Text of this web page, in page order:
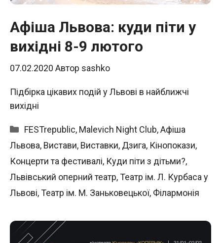
Афіша Львова: куди піти у
вихідні 8-9 лютого
07.02.2020 Автор sashko
Підбірка цікавих подій у Львові в найближчі
вихідні
Категорії
FESTrepublic, Malevich Night Club,Афіша
Львова, Вистави, Виставки, Дзига, Кінопокази,
Концерти та фестивалі, Куди піти з дітьми?,
Львівський оперний театр,Театр ім. Л. Курбаса у
Львові,Театр ім. М. Заньковецької, Філармонія